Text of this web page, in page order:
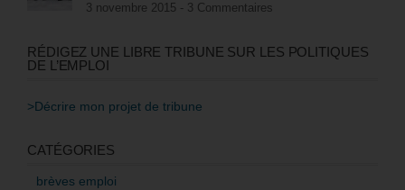
3 novembre 2015 - 3 Commentaires
RÉDIGEZ UNE LIBRE TRIBUNE SUR LES POLITIQUES
DE L’EMPLOI
>Décrire mon projet de tribune
CATÉGORIES
brèves emploi